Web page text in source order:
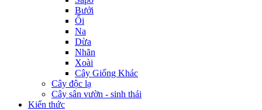
Bưởi
Ổi
Na
Dừa
Nhãn
Xoài
Cây Giống Khác
Cây độc lạ
Cây sân vườn - sinh thái
Kiến thức